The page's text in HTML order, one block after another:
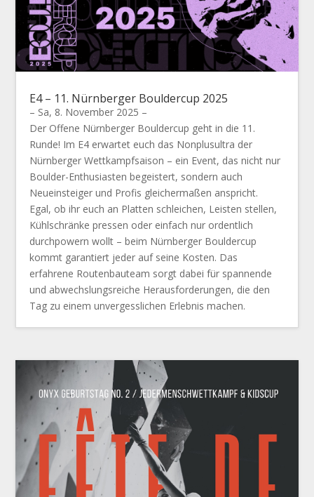
E4 – 11. Nürnberger Bouldercup 2025
– Sa, 8. November 2025 –
Der Offene Nürnberger Bouldercup geht in die 11.
Runde! Im E4 erwartet euch das Nonplusultra der
Nürnberger Wettkampfsaison – ein Event, das nicht nur
Boulder-Enthusiasten begeistert, sondern auch
Neueinsteiger und Profis gleichermaßen anspricht.
Egal, ob ihr euch an Platten schleichen, Leisten stellen,
Kühlschränke pressen oder einfach nur ordentlich
durchpowern wollt – beim Nürnberger Bouldercup
kommt garantiert jeder auf seine Kosten. Das
erfahrene Routenbauteam sorgt dabei für spannende
und abwechslungsreiche Herausforderungen, die den
Tag zu einem unvergesslichen Erlebnis machen.